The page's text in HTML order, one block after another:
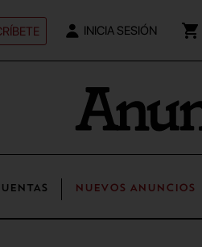
INICIA SESIÓN
NUEVOS ANUNCIOS